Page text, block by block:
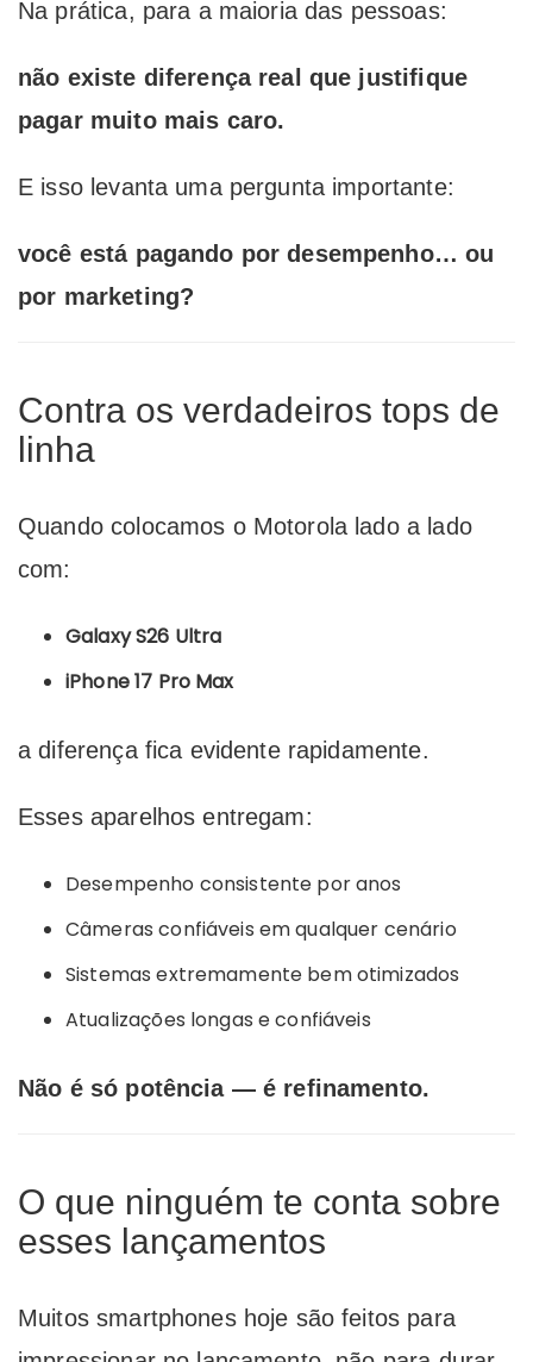
Na prática, para a maioria das pessoas:
não existe diferença real que justifique
pagar muito mais caro.
E isso levanta uma pergunta importante:
você está pagando por desempenho… ou
por marketing?
Contra os verdadeiros tops de
linha
Quando colocamos o Motorola lado a lado
com:
Galaxy S26 Ultra
iPhone 17 Pro Max
a diferença fica evidente rapidamente.
Esses aparelhos entregam:
Desempenho consistente por anos
Câmeras confiáveis em qualquer cenário
Sistemas extremamente bem otimizados
Atualizações longas e confiáveis
Não é só potência — é refinamento.
O que ninguém te conta sobre
esses lançamentos
Muitos smartphones hoje são feitos para